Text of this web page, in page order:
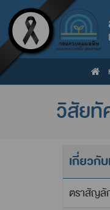
วิสัย
เกี่ยวกั
ตราสัญ